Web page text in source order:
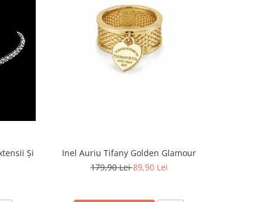
Și
Inel Auriu Tifany Golden Glamour
179,90 Lei89,90 Lei